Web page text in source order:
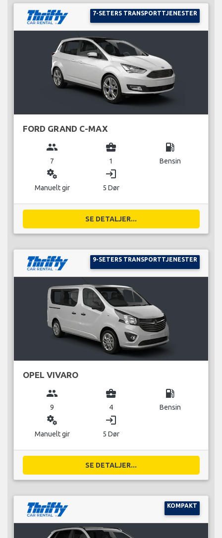
7-SETERS TRANSPORTTJENESTER
FORD GRAND C-MAX
group
7
business_center
1
local_gas_station
Bensin
miscellaneous_services
Manuelt gir
login
5 Dør
SE DETALJER...
9-SETERS TRANSPORTTJENESTER
OPEL VIVARO
group
9
business_center
4
local_gas_station
Bensin
miscellaneous_services
Manuelt gir
login
5 Dør
SE DETALJER...
KOMPAKT